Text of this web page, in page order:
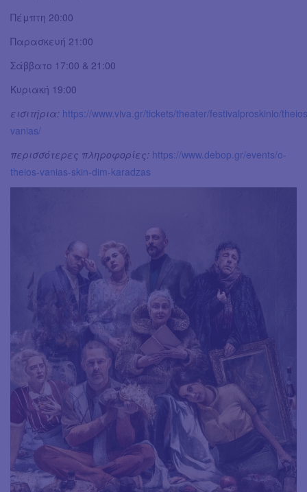
Πέμπτη 20:00
Παρασκευή 21:00
Σάββατο 17:00 & 21:00
Κυριακή 19:00
εισιτήρια: https://www.viva.gr/tickets/theater/festivalproskinio/
vanias/
περισσότερες πληροφορίες: https://www.debop.gr/events/o-
theios-vanias-skin-dim-karadzas